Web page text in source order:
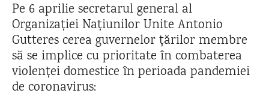
Pe 6 aprilie secretarul general al
Organizației Națiunilor Unite Antonio
Gutteres cerea guvernelor țărilor membre
să se implice cu prioritate în combaterea
violenței domestice în perioada pandemiei
de coronavirus: